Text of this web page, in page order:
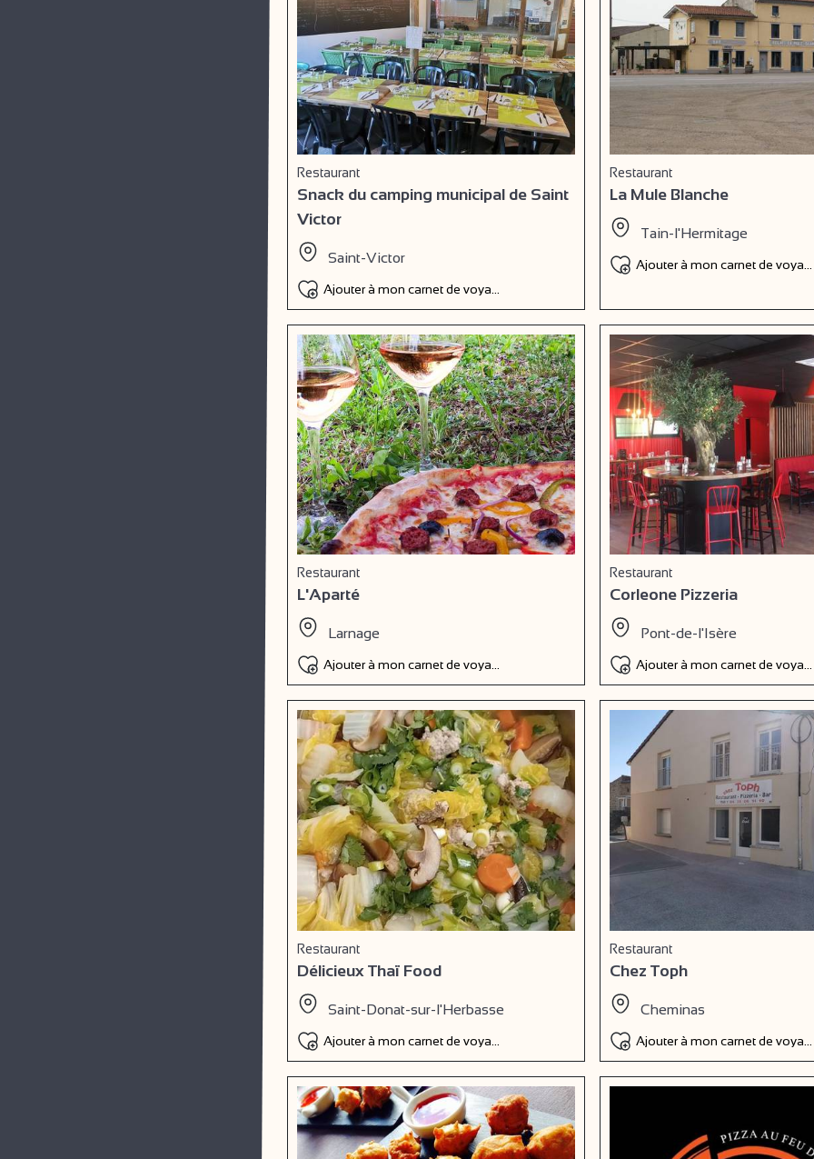
Restaurant
Snack du camping municipal de Saint
Victor
Saint-Victor
Ajouter à mon carnet de voyage
Restaurant
La Mule Blanche
Tain-l'Hermitage
Ajouter à mon carnet de
Restaurant
L'Aparté
Larnage
Ajouter à mon carnet de voyage
Restaurant
Corleone Pizzeria
Pont-de-l'Isère
Ajouter à mon carnet de
Restaurant
Délicieux Thaï Food
Saint-Donat-sur-l'Herbasse
Ajouter à mon carnet de voyage
Restaurant
Chez Toph
Cheminas
Ajouter à mon carnet de